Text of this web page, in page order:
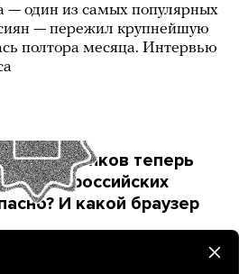
— один из самых популярных
— пережил крупнейшую
полтора месяца. Интервью
банков теперь
в российских
И какой браузер
тех, кто опасается
«Яндекса» и VK